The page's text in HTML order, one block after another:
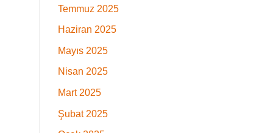
Temmuz 2025
Haziran 2025
Mayıs 2025
Nisan 2025
Mart 2025
Şubat 2025